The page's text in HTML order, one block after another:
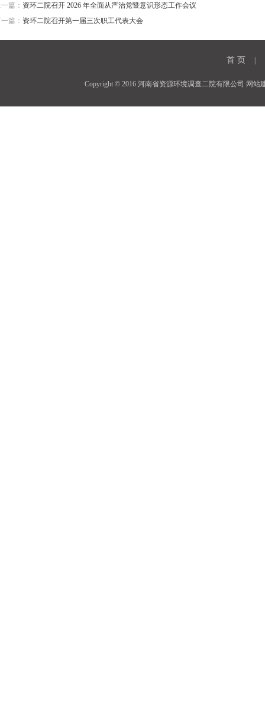
篇： 资环二院召开 2026 年全面从严治党暨意识形态工作会议
篇： 资环二院召开第一届三次职工代表大会
首 页
Copyright © 2016 河南省资源环境调查二院有限公司 网站